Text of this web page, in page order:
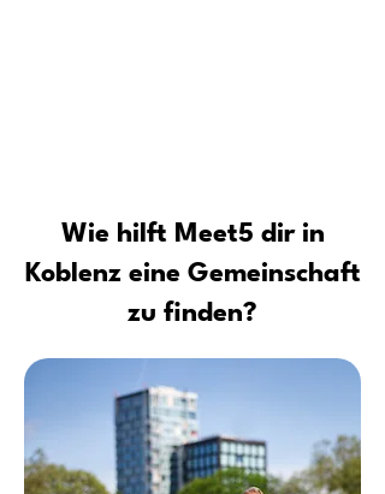
Wie hilft Meet5 dir in
Koblenz eine Gemeinschaft
zu finden?